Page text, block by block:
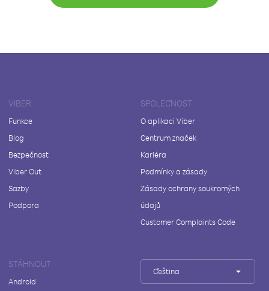
VIBER
Funkce
Blog
Bezpečnost
Viber Out
Sazby
Podpora
SPOLEČNOST
O aplikaci Viber
Centrum značek
Kariéra
Podmínky a zásady
Zásady ochrany soukromých
údajů
Customer Complaints Code
STÁHNOUT
Android
Čeština